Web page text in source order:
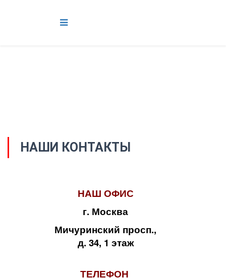
НАШИ КОНТАКТЫ
НАШ ОФИС
г. Москва
Мичуринский просп.,
д. 34, 1 этаж
ТЕЛЕФОН